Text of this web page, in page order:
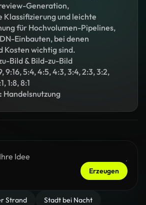
Generation,
Klassifizierung und leichte
für Hochvolumen-Pipelines,
Einbauten, bei denen
Kosten wichtig sind.
Bild & Bild-zu-Bild
9:16, 5:4, 4:5, 4:3, 3:4, 2:3, 3:2,
1:8, 8:1
Handelsnutzung
Erzeugen
Strand Stadt bei Nacht